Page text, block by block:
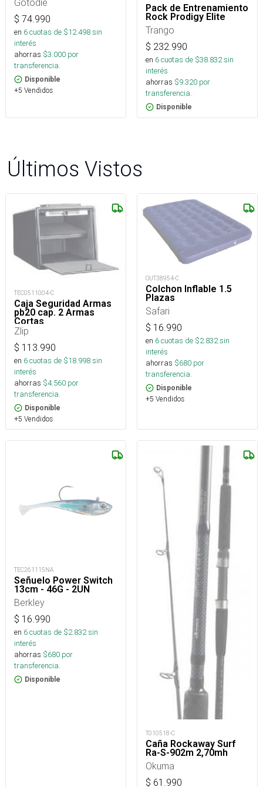
$ 74.990
en 6cuotas de $12.498sin
interés
ahorras $3.000 por
transferencia.
Disponible
+5 Vendidos
Pack de Entrenamiento
Rock Prodigy Elite
Trango
$ 232.990
en 6cuotas de $38.832sin
interés
ahorras $9.320 por
transferencia.
Disponible
Últimos Vistos
TEC0511004-C
Caja Seguridad Armas
pb20 cap. 2 Armas
Cortas
Zlip
$ 113.990
en 6cuotas de $18.998sin
interés
ahorras $4.560 por
transferencia.
Disponible
+5 Vendidos
OUT38954-C
Colchon Inflable 1.5
Plazas
Safari
$ 16.990
en 6cuotas de $2.832sin
interés
ahorras $680 por
transferencia.
Disponible
+5 Vendidos
TEC261115NA
Señuelo Power Switch
13cm - 46G - 2UN
Berkley
$ 16.990
en 6cuotas de $2.832sin
interés
ahorras $680 por
transferencia.
Disponible
T010518-C
Caña Rockaway Surf
Ra-S-902m 2,70mh
Okuma
$ 61.990